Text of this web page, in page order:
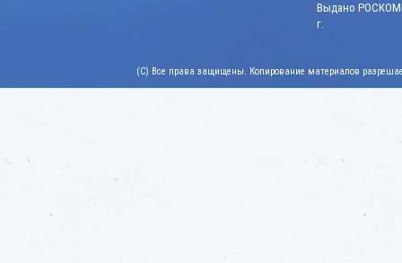
Выдано
г.
(C) Все права защищены. Копирование материалов